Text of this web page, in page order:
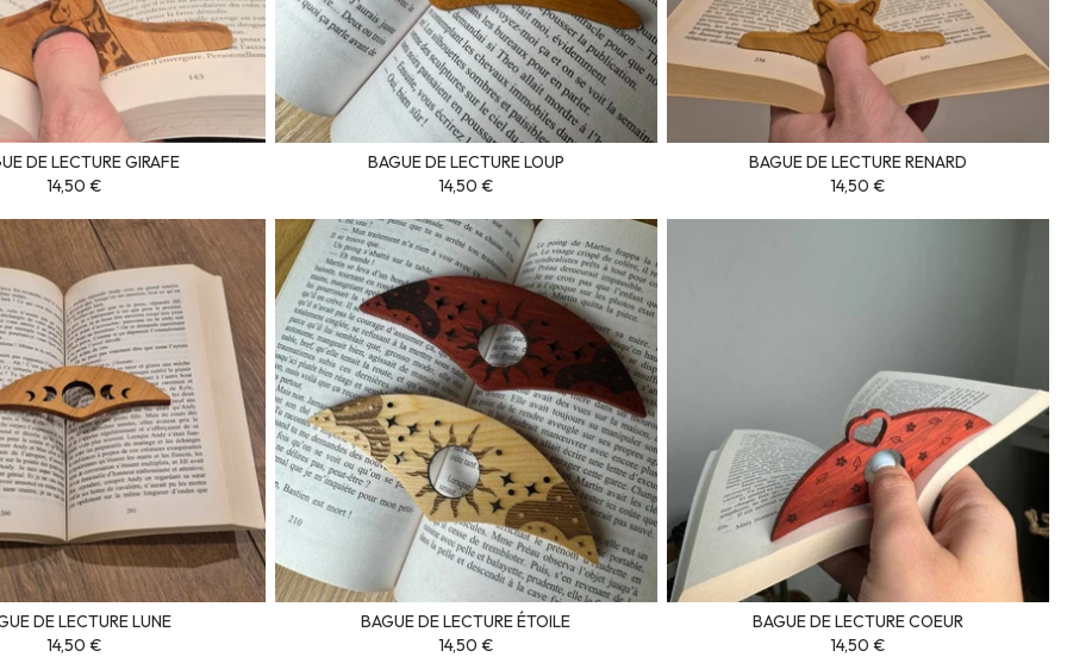
DE LECTURE GIRAFE
14,50 €
BAGUE DE LECTURE LOUP
14,50 €
BAGUE DE LECTURE RENARD
14,50 €
DE LECTURE LUNE
14,50 €
BAGUE DE LECTURE ÉTOILE
14,50 €
BAGUE DE LECTURE COEUR
14,50 €